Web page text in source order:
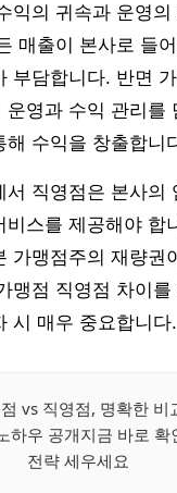
익의 귀속과 운영의
매출이 본사로 들
부담합니다. 반면
운영과 수익 관리를
해 수익을 창출합니
서 직영점은 본사의
비스를 제공해야 합
가맹점주의 재량권
맹점 직영점 차이를
시 매우 중요합니다.
vs 직영점, 명확한 비
하우 공개지금 바로 확
전략 세우세요